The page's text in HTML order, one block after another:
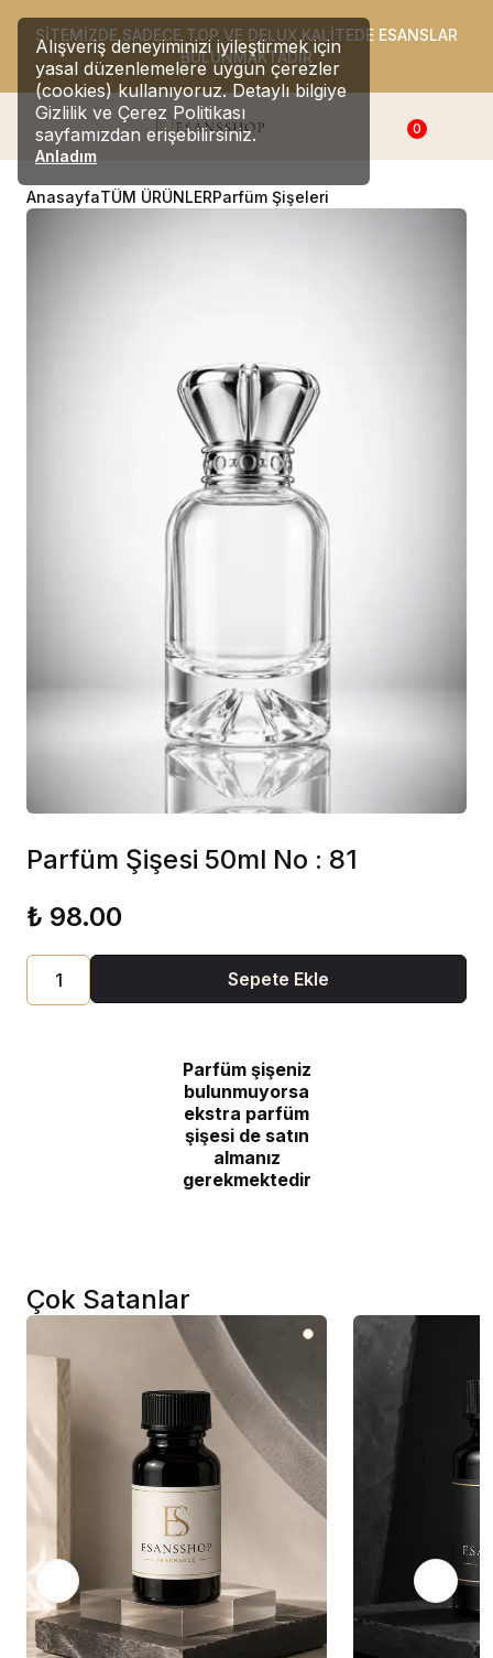
Alışveriş deneyiminizi iyileştirmek için
yasal düzenlemelere uygun çerezler
(cookies) kullanıyoruz. Detaylı bilgiye
Gizlilik ve Çerez Politikası
sayfamızdan erişebilirsiniz.
Anladım
SİTEMİZDE SADECE TOP VE DELUX KALİTEDE ESANSLAR
BULUNMAKTADIR
0
AnasayfaTÜM ÜRÜNLERParfüm Şişeleri
Parfüm Şişesi 50ml No : 81
₺ 98.00
Sepete Ekle
Parfüm şişeniz
bulunmuyorsa
ekstra parfüm
şişesi de satın
almanız
gerekmektedir
Çok Satanlar